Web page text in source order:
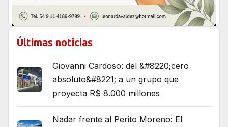
Últimas noticias
Giovanni Cardoso: del &#8220;cero
absoluto&#8221; a un grupo que
proyecta R$ 8.000 millones
Nadar frente al Perito Moreno: El